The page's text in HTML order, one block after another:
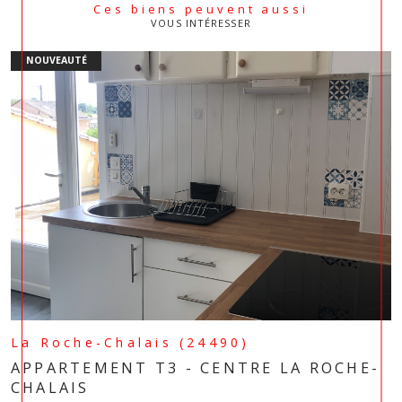
Ces biens peuvent aussi
VOUS INTÉRESSER
NOUVEAUTÉ
La Roche-Chalais (24490)
APPARTEMENT T3 - CENTRE LA ROCHE-
CHALAIS